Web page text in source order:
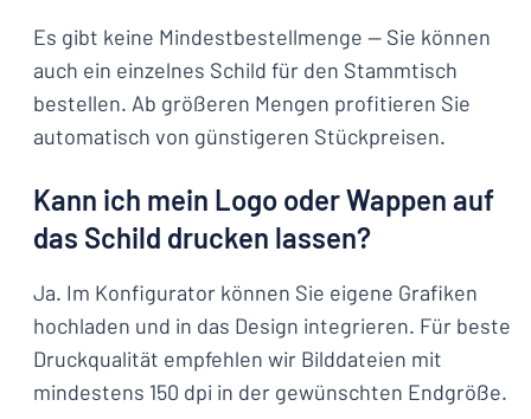
Es gibt keine Mindestbestellmenge — Sie können
auch ein einzelnes Schild für den Stammtisch
bestellen. Ab größeren Mengen profitieren Sie
automatisch von günstigeren Stückpreisen.
Kann ich mein Logo oder Wappen auf
das Schild drucken lassen?
Ja. Im Konfigurator können Sie eigene Grafiken
hochladen und in das Design integrieren. Für beste
Druckqualität empfehlen wir Bilddateien mit
mindestens 150 dpi in der gewünschten Endgröße.